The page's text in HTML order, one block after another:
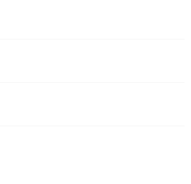
과정은 보통 24~48시간 소요됩니다.